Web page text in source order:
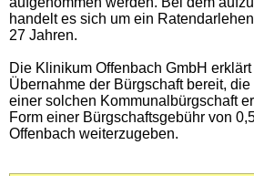
handelt es sich um ein
27 Jahren.
Die Klinikum Offenbach GmbH
Übernahme der Bürgschaft bereit,
einer solchen Kommunalbürgschaft
Form einer Bürgschaftsgebühr von
Offenbach weiterzugeben.